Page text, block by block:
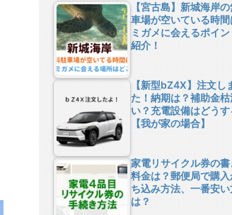
【宮古島】新城海岸
車場が空いている時間
ミガメに会えるポイ
紹介！
【新型bZ4X】注文し
た！納期は？補助金
い？充電設備はどうす
【我が家の場合】
家電リサイクル券の
料金は？郵便局で購
ち込み方法、一番安
は？